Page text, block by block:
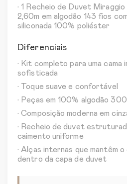
• 1 Recheio de Duvet Miraggio
2,60m em algodão 143 fios
siliconada 100% poliéster
Diferenciais
• Kit completo para uma cama
sofisticada
• Toque suave e confortável
• Peças em 100% algodão
• Composição moderna em
• Recheio de duvet
caimento uniforme
• Alças internas que mantêm
dentro da capa de duvet